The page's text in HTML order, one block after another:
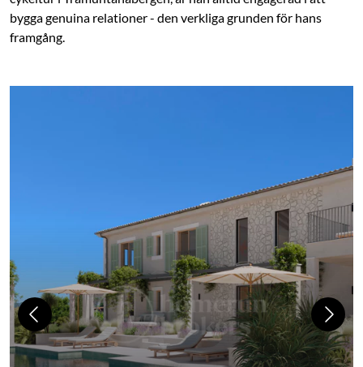
bygga genuina relationer - den verkliga grunden för hans
framgång.